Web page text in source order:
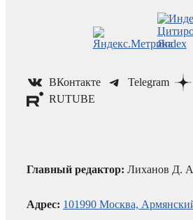
ВКонтакте Telegram
RUTUBE
Главный редактор: Лиханов Д.
Адрес: 101990 Москва,